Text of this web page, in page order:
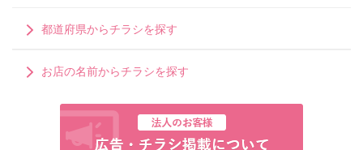
都道府県からチラシを探す
お店の名前からチラシを探す